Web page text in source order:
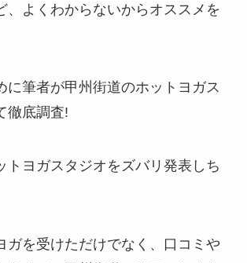
、よくわからないからオススメを
に筆者が甲州街道のホットヨガス
徹底調査!
トヨガスタジオをズバリ発表しち
ガを受けただけでなく、口コミや